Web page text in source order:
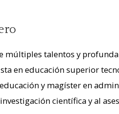
múltiples talentos y
en educación superior
y magíster en
científica y al